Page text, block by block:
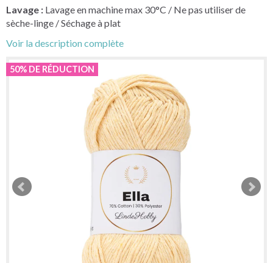
Lavage : Lavage en machine max 30°C / Ne pas utiliser de
sèche-linge / Séchage à plat
Voir la description complète
50% DE RÉDUCTION